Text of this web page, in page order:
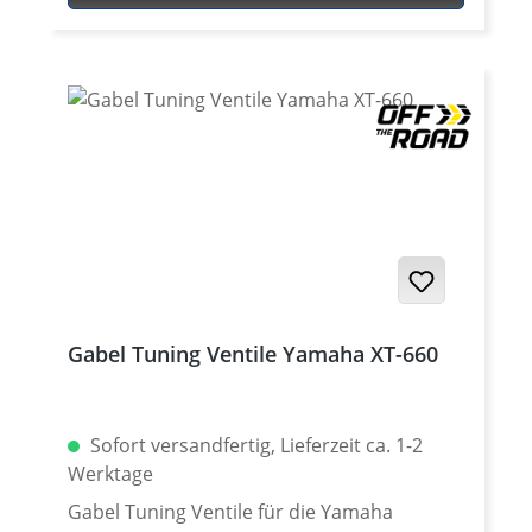
mit gerändelter Oberfläche für sicheren
Halt während des Gebrauchs. Perfekt
ausbalanciert, um die Simmerringe
Treiber für alle 43mm Gabel wie z.B. bei
Yamaha Tenere 700 - XT660R und X - XT660Z
Tenere - Yamaha XT1200Z Super Tenere.
Gabel Tuning Ventile Yamaha XT-660
Sofort versandfertig, Lieferzeit ca. 1-2
Werktage
Gabel Tuning Ventile für die Yamaha